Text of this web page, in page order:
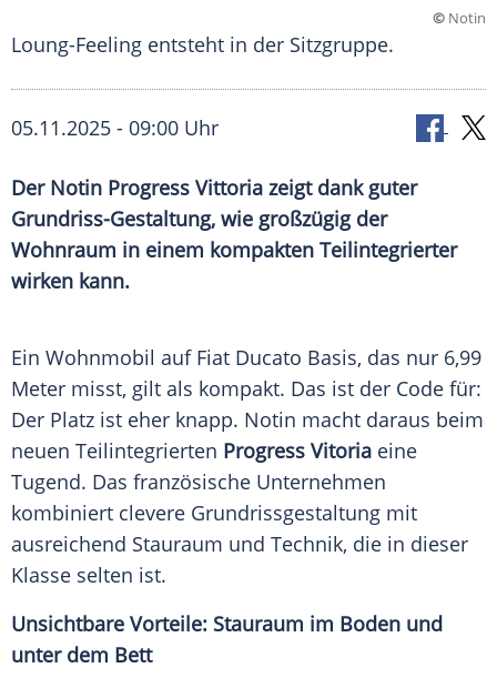
© Notin
Loung-Feeling entsteht in der Sitzgruppe.
05.11.2025 - 09:00 Uhr
Der Notin Progress Vittoria zeigt dank guter
Grundriss-Gestaltung, wie großzügig der
Wohnraum in einem kompakten Teilintegrierter
wirken kann.
Ein Wohnmobil auf Fiat Ducato Basis, das nur 6,99
Meter misst, gilt als kompakt. Das ist der Code für:
Der Platz ist eher knapp. Notin macht daraus beim
neuen Teilintegrierten Progress Vitoria eine
Tugend. Das französische Unternehmen
kombiniert clevere Grundrissgestaltung mit
ausreichend Stauraum und Technik, die in dieser
Klasse selten ist.
Unsichtbare Vorteile: Stauraum im Boden und
unter dem Bett